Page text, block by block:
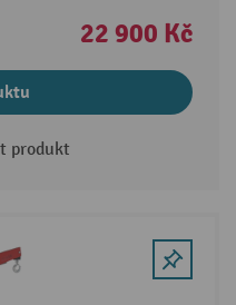
22 900 Kč
produkt